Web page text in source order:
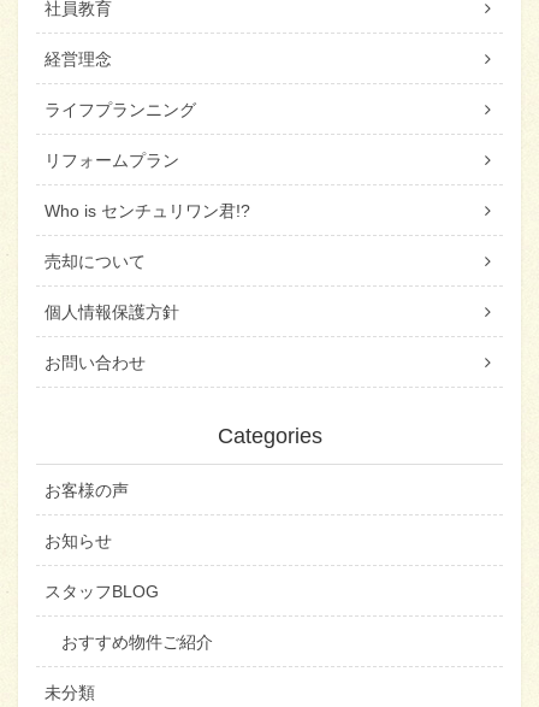
社員教育
経営理念
ライフプランニング
リフォームプラン
Who is センチュリワン君!?
売却について
個人情報保護方針
お問い合わせ
Categories
お客様の声
お知らせ
スタッフBLOG
おすすめ物件ご紹介
未分類